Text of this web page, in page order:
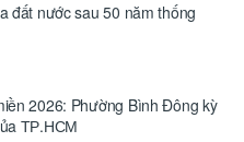
đất nước sau 50 năm thống
2026: Phường Bình Đông kỳ
ТР.НСМ